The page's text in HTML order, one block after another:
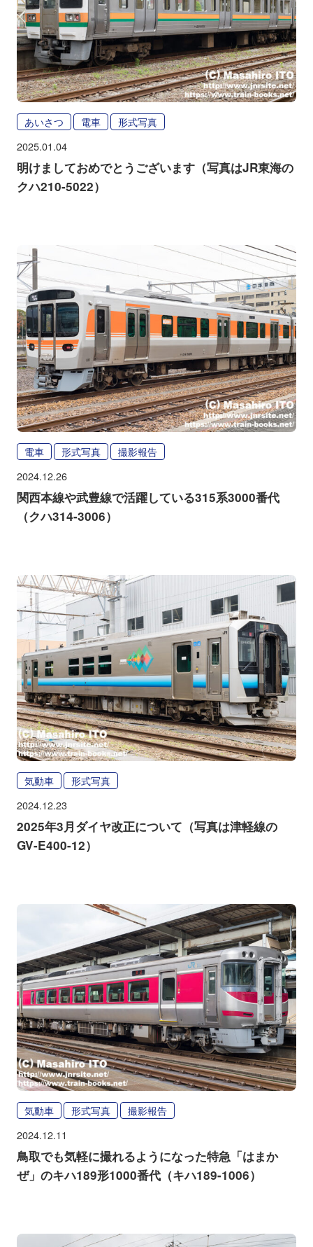
あいさつ 電車 形式写真
2025.01.04
明けましておめでとうございます（写真はJR東海の
クハ210-5022）
電車 形式写真 撮影報告
2024.12.26
関西本線や武豊線で活躍している315系3000番代
（クハ314-3006）
気動車 形式写真
2024.12.23
2025年3月ダイヤ改正について（写真は津軽線の
GV-E400-12）
気動車 形式写真 撮影報告
2024.12.11
鳥取でも気軽に撮れるようになった特急「はまか
ぜ」のキハ189形1000番代（キハ189-1006）